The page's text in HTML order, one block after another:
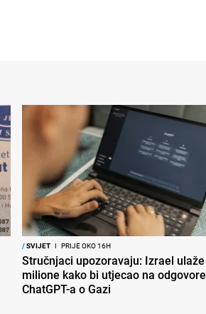
/SVIJET I PRIJE OKO 16H
Stručnjaci upozoravaju: Izrael ulaže
milione kako bi utjecao na odgovore
ChatGPT-a o Gazi